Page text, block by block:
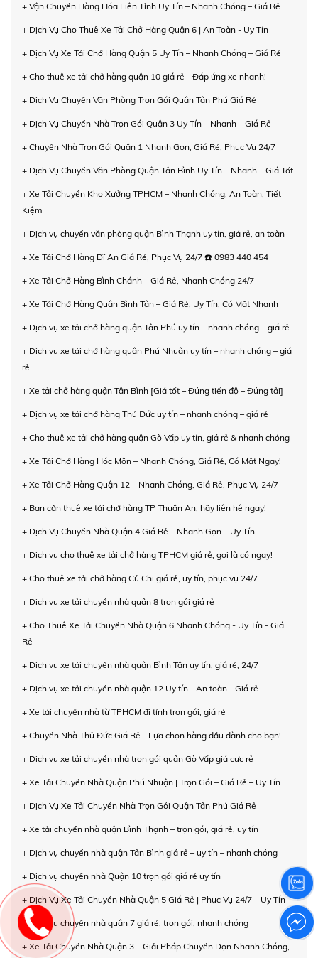
+ Vận Chuyển Hàng Hóa Liên Tỉnh Uy Tín – Nhanh Chóng – Giá Rẻ
+ Dịch Vụ Cho Thuê Xe Tải Chở Hàng Quận 6 | An Toàn - Uy Tín
+ Dịch Vụ Xe Tải Chở Hàng Quận 5 Uy Tín – Nhanh Chóng – Giá Rẻ
+ Cho thuê xe tải chở hàng quận 10 giá rẻ - Đáp ứng xe nhanh!
+ Dịch Vụ Chuyển Văn Phòng Trọn Gói Quận Tân Phú Giá Rẻ
+ Dịch Vụ Chuyển Nhà Trọn Gói Quận 3 Uy Tín – Nhanh – Giá Rẻ
+ Chuyển Nhà Trọn Gói Quận 1 Nhanh Gọn, Giá Rẻ, Phục Vụ 24/7
+ Dịch Vụ Chuyển Văn Phòng Quận Tân Bình Uy Tín – Nhanh – Giá Tốt
+ Xe Tải Chuyển Kho Xưởng TPHCM – Nhanh Chóng, An Toàn, Tiết
Kiệm
+ Dịch vụ chuyển văn phòng quận Bình Thạnh uy tín, giá rẻ, an toàn
+ Xe Tải Chở Hàng Dĩ An Giá Rẻ, Phục Vụ 24/7 ☎️ 0983 440 454
+ Xe Tải Chở Hàng Bình Chánh – Giá Rẻ, Nhanh Chóng 24/7
+ Xe Tải Chở Hàng Quận Bình Tân – Giá Rẻ, Uy Tín, Có Mặt Nhanh
+ Dịch vụ xe tải chở hàng quận Tân Phú uy tín – nhanh chóng – giá rẻ
+ Dịch vụ xe tải chở hàng quận Phú Nhuận uy tín – nhanh chóng – giá
rẻ
+ Xe tải chở hàng quận Tân Bình [Giá tốt – Đúng tiến độ – Đúng tải]
+ Dịch vụ xe tải chở hàng Thủ Đức uy tín – nhanh chóng – giá rẻ
+ Cho thuê xe tải chở hàng quận Gò Vấp uy tín, giá rẻ & nhanh chóng
+ Xe Tải Chở Hàng Hóc Môn – Nhanh Chóng, Giá Rẻ, Có Mặt Ngay!
+ Xe Tải Chở Hàng Quận 12 – Nhanh Chóng, Giá Rẻ, Phục Vụ 24/7
+ Bạn cần thuê xe tải chở hàng TP Thuận An, hãy liên hệ ngay!
+ Dịch Vụ Chuyển Nhà Quận 4 Giá Rẻ – Nhanh Gọn – Uy Tín
+ Dịch vụ cho thuê xe tải chở hàng TPHCM giá rẻ, gọi là có ngay!
+ Cho thuê xe tải chở hàng Củ Chi giá rẻ, uy tín, phục vụ 24/7
+ Dịch vụ xe tải chuyển nhà quận 8 trọn gói giá rẻ
+ Cho Thuê Xe Tải Chuyển Nhà Quận 6 Nhanh Chóng - Uy Tín - Giá
Rẻ
+ Dịch vụ xe tải chuyển nhà quận Bình Tân uy tín, giá rẻ, 24/7
+ Dịch vụ xe tải chuyển nhà quận 12 Uy tín - An toàn - Giá rẻ
+ Xe tải chuyển nhà từ TPHCM đi tỉnh trọn gói, giá rẻ
+ Chuyển Nhà Thủ Đức Giá Rẻ - Lựa chọn hàng đầu dành cho bạn!
+ Dịch vụ xe tải chuyển nhà trọn gói quận Gò Vấp giá cực rẻ
+ Xe Tải Chuyển Nhà Quận Phú Nhuận | Trọn Gói – Giá Rẻ – Uy Tín
+ Dịch Vụ Xe Tải Chuyển Nhà Trọn Gói Quận Tân Phú Giá Rẻ
+ Xe tải chuyển nhà quận Bình Thạnh – trọn gói, giá rẻ, uy tín
+ Dịch vụ chuyển nhà quận Tân Bình giá rẻ – uy tín – nhanh chóng
+ Dịch vụ chuyển nhà Quận 10 trọn gói giá rẻ uy tín
+ Dịch Vụ Xe Tải Chuyển Nhà Quận 5 Giá Rẻ | Phục Vụ 24/7 – Uy Tín
+ Dịch vụ chuyển nhà quận 7 giá rẻ, trọn gói, nhanh chóng
+ Xe Tải Chuyển Nhà Quận 3 – Giải Pháp Chuyển Dọn Nhanh Chóng,